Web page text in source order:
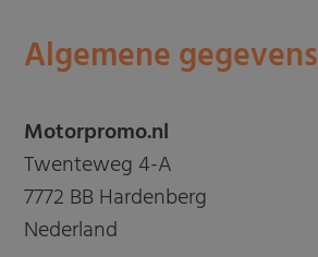
Algemene gegevens
Motorpromo.nl
Twenteweg 4-A
7772 BB Hardenberg
Nederland